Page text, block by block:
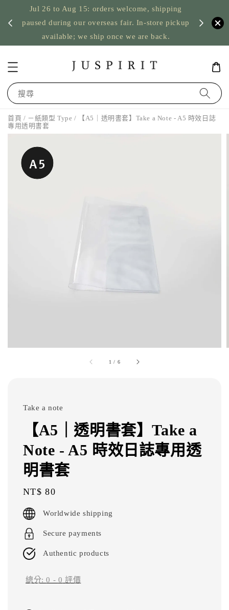
Jul 26 to Aug 15: orders welcome, shipping
paused during our overseas fair. In-store pickup
available; we ship once we are back.
US
搜尋
首頁 / －紙類型 Type / 【A5｜透明書套】Take a Note - A5 時效日誌
專用透明書套
1 / 6
Take a note
【A5｜透明書套】Take a
Note - A5 時效日誌專用透
明書套
Regular
price
NT$ 80
Worldwide shipping
Secure payments
Authentic products
總分:0 - 0 評價